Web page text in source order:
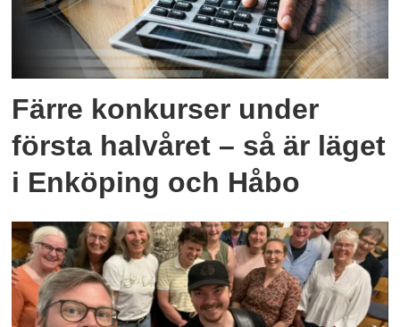
Färre konkurser under
första halvåret – så är läget
i Enköping och Håbo